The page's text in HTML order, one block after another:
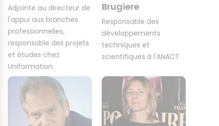
Adjointe au directeur de
l'appui aux branches
professionnelles,
responsable des projets
et études chez
Uniformation
Brugiere
Responsable des
développements
techniques et
scientifiques à l'ANACT